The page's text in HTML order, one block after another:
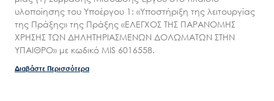
υλοποίησης του Υποέργου 1: «Υποστήριξη της λειτουργίας
της Πράξης» της Πράξης «ΕΛΕΓΧΟΣ ΤΗΣ ΠΑΡΑΝΟΜΗΣ
ΧΡΗΣΗΣ ΤΩΝ ΔΗΛΗΤΗΡΙΑΣΜΕΝΩΝ ΔΟΛΩΜΑΤΩΝ ΣΤΗΝ
ΥΠΑΙΘΡΟ» με κωδικό MIS 6016558.
Διαβάστε Περισσότερα